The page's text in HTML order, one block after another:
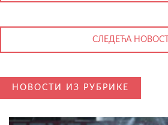
СЛЕДЕЋА НОВОСТ
НОВОСТИ ИЗ РУБРИКЕ